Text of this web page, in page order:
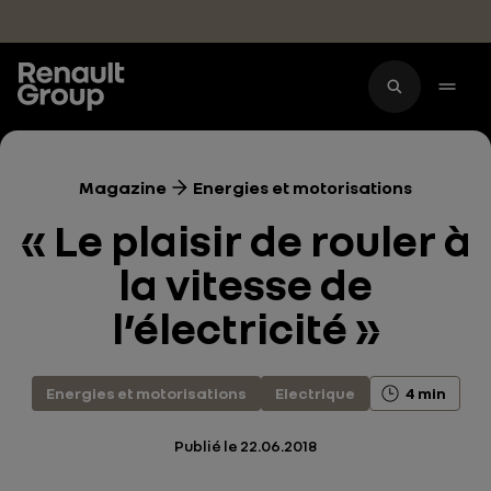
Magazine Energies et motorisations
« Le plaisir de rouler à
la vitesse de
l’électricité »
Energies et motorisations Electrique 4 min
Publié le 22.06.2018